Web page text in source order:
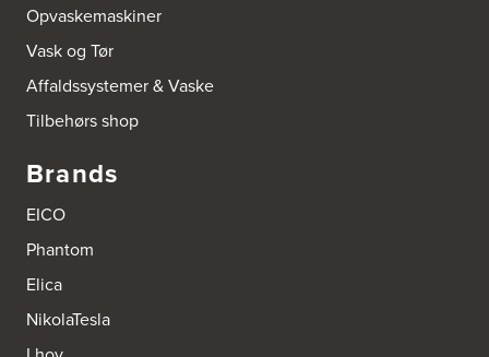
Opvaskemaskiner
Vask og Tør
Affaldssystemer & Vaske
Tilbehørs shop
Brands
EICO
Phantom
Elica
NikolaTesla